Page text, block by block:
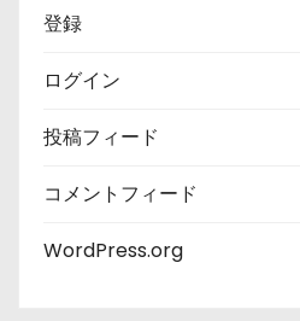
登録
ログイン
投稿フィード
コメントフィード
WordPress.org